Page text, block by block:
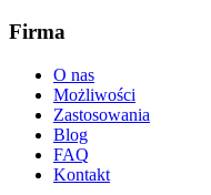
Firma
O nas
Możliwości
Zastosowania
Blog
FAQ
Kontakt